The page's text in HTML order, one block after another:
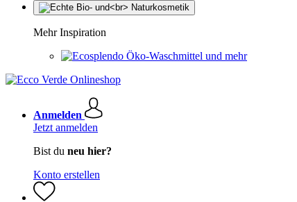
Mehr Inspiration
Öko-Waschmittel und mehr
Anmelden
Jetzt anmelden
Bist du neu hier?
Konto erstellen